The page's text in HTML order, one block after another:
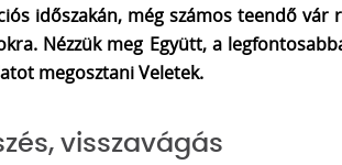
időszakán, még számos teendő
Nézzük meg Együtt, a
megosztani Veletek.
visszavágás